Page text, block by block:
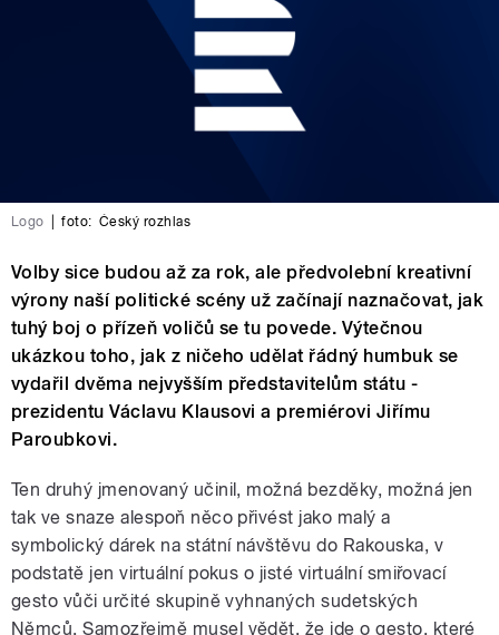
Logo foto: Český rozhlas
Volby sice budou až za rok, ale předvolební kreativní
výrony naší politické scény už začínají naznačovat, jak
tuhý boj o přízeň voličů se tu povede. Výtečnou
ukázkou toho, jak z ničeho udělat řádný humbuk se
vydařil dvěma nejvyšším představitelům státu -
prezidentu Václavu Klausovi a premiérovi Jiřímu
Paroubkovi.
Ten druhý jmenovaný učinil, možná bezděky, možná jen
tak ve snaze alespoň něco přivést jako malý a
symbolický dárek na státní návštěvu do Rakouska, v
podstatě jen virtuální pokus o jisté virtuální smiřovací
gesto vůči určité skupině vyhnaných sudetských
Němců. Samozřejmě musel vědět, že jde o gesto, které